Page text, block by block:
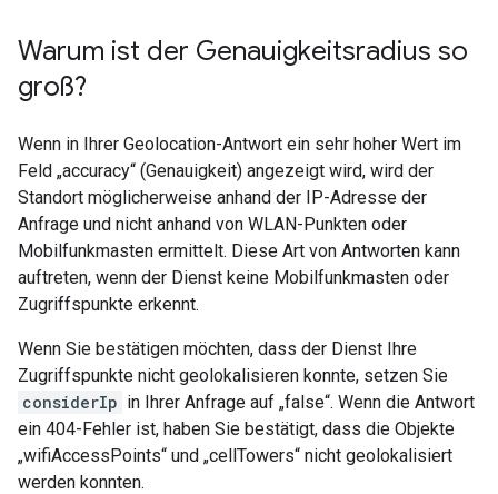
Warum ist der Genauigkeitsradius so
groß?
Wenn in Ihrer Geolocation-Antwort ein sehr hoher Wert im
Feld „accuracy“ (Genauigkeit) angezeigt wird, wird der
Standort möglicherweise anhand der IP-Adresse der
Anfrage und nicht anhand von WLAN-Punkten oder
Mobilfunkmasten ermittelt. Diese Art von Antworten kann
auftreten, wenn der Dienst keine Mobilfunkmasten oder
Zugriffspunkte erkennt.
Wenn Sie bestätigen möchten, dass der Dienst Ihre
Zugriffspunkte nicht geolokalisieren konnte, setzen Sie
considerIp in Ihrer Anfrage auf „false“. Wenn die Antwort
ein 404-Fehler ist, haben Sie bestätigt, dass die Objekte
„wifiAccessPoints“ und „cellTowers“ nicht geolokalisiert
werden konnten.